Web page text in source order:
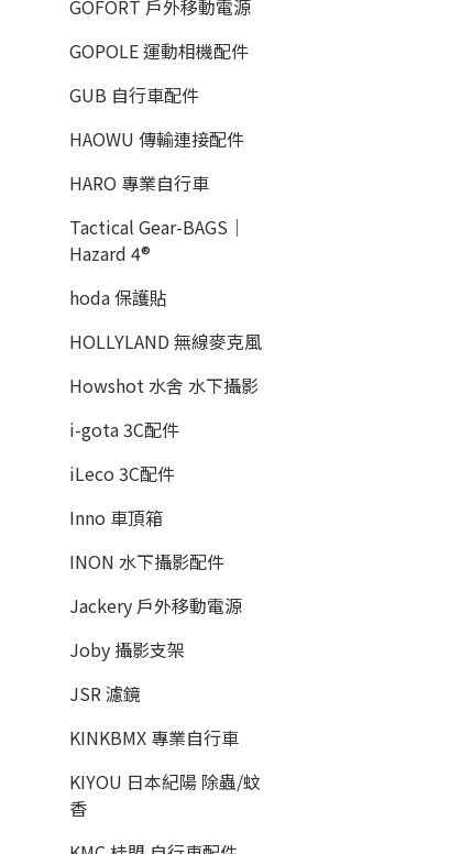
GOFORT 戶外移動電源
GOPOLE 運動相機配件
GUB 自行車配件
HAOWU 傳輸連接配件
HARO 專業自行車
Tactical Gear-BAGS｜
Hazard 4®
hoda 保護貼
HOLLYLAND 無線麥克風
Howshot 水舍 水下攝影
i-gota 3C配件
iLeco 3C配件
Inno 車頂箱
INON 水下攝影配件
Jackery 戶外移動電源
Joby 攝影支架
JSR 濾鏡
KINKBMX 專業自行車
KIYOU 日本紀陽 除蟲/蚊
香